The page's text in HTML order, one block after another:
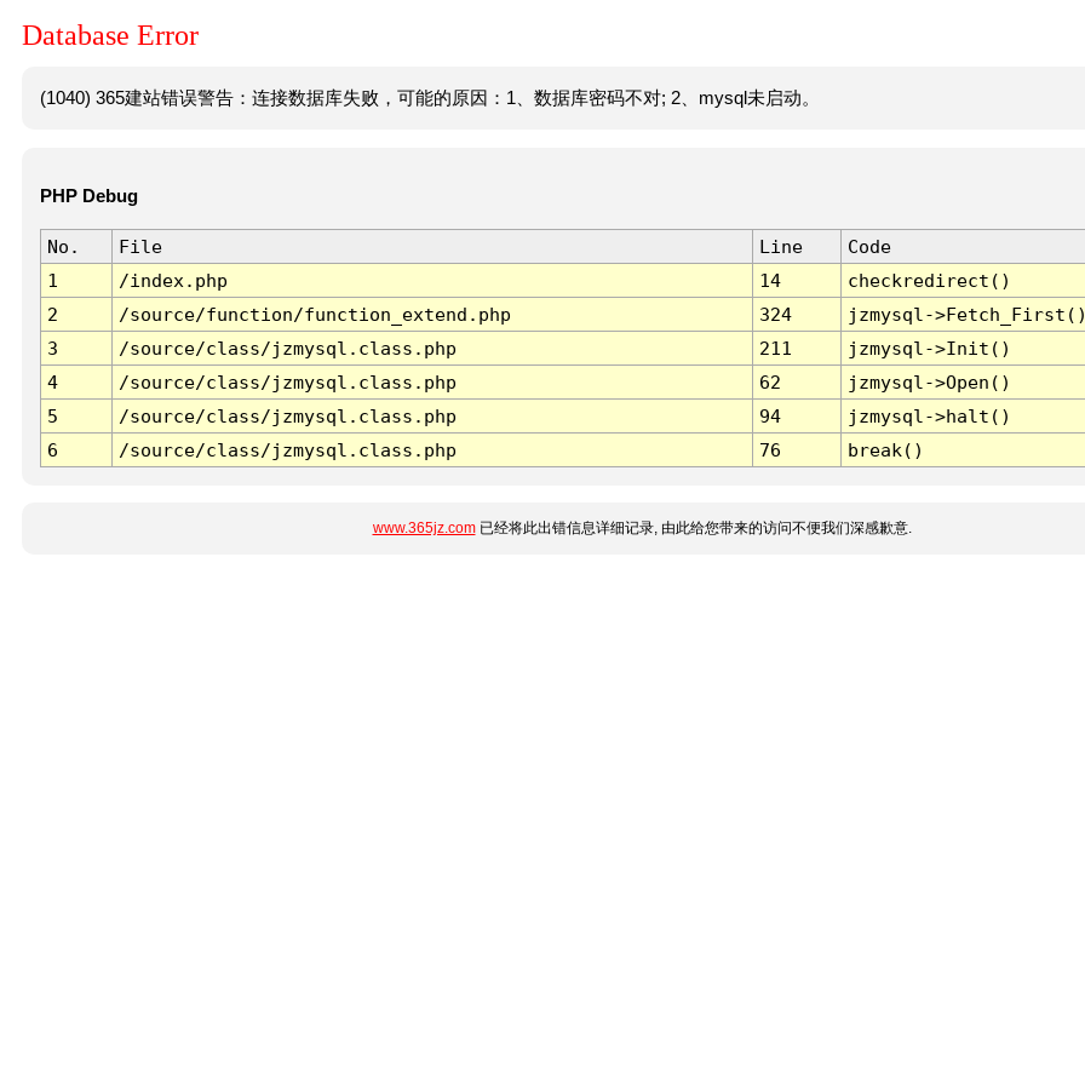
Database Error
(1040) 365建站错误警告：连接数据库失败，可能的原因：1、数据库密码不对; 2、mysql未启动。
PHP Debug
No. File Line
Code
1
/index.php 14
checkredirect()
2
/source/function/function_extend.php 324
jzmysql-
3
/source/class/jzmysql.class.php 211
jzmysql->Init()
4
/source/class/jzmysql.class.php 62
jzmysql->Open()
5
/source/class/jzmysql.class.php 94
jzmysql->halt()
6
/source/class/jzmysql.class.php 76 break()
www.365jz.com已经将此出错信息详细记录, 由此给您带来的访问不便我们深感歉意.